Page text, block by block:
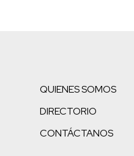
QUIENES SOMOS
DIRECTORIO
CONTÁCTANOS